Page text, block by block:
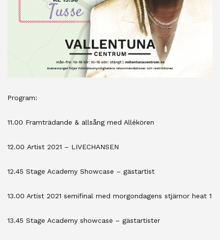
Program:
11.00 Framträdande & allsång med Allékören
12.00 Artist 2021 – LIVECHANSEN
12.45 Stage Academy Showcase – gästartist
13.00 Artist 2021 semifinal med morgondagens stjärnor heat 1
13.45 Stage Academy showcase – gästartister